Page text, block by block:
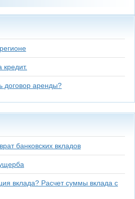
кредит.
договор аренды?
банковских вкладов
вклада? Расчет суммы вклада с